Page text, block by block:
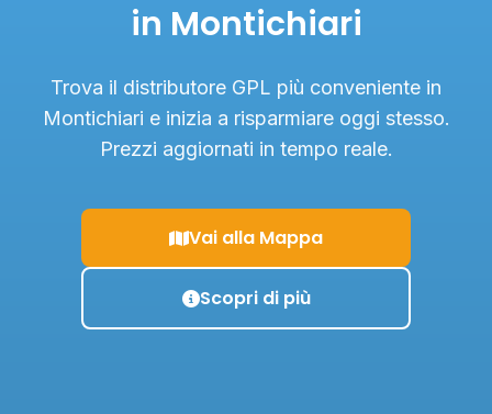
in Montichiari
Trova il distributore GPL più conveniente in
Montichiari e inizia a risparmiare oggi stesso.
Prezzi aggiornati in tempo reale.
Vai alla Mappa
Scopri di più